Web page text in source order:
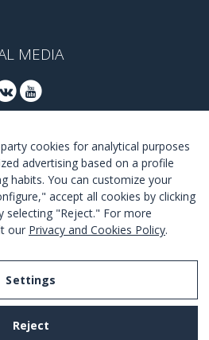
MEDIA
BESTE DEALS
AANMELDEN
en condities.
cookies for analytical purposes
advertising based on a profile
habits. You can customize your
accept all cookies by clicking
selecting "Reject." For more
our Privacy and Cookies Policy.
Settings
Reject
Notice
and Cookies Policy